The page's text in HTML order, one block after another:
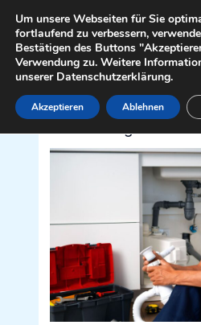
Inhalt
springen
Sanitär Installateur für
Um unsere Webseiten für Sie
fortlaufend zu verbessern,
Bestätigen des Buttons
Verwendung zu. Weitere
unserer Datenschutzerklärung.
Akzeptieren Ablehnen